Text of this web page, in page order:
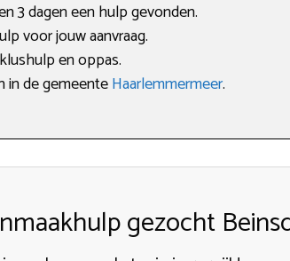
3 dagen een hulp gevonden.
voor jouw aanvraag.
en oppas.
in de gemeenteHaarlemmermeer.
gezocht